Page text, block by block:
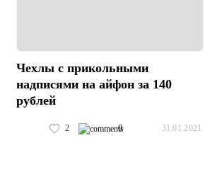
Чехлы с прикольными
надписями на айфон за 140
рублей
2 0 31.01.2021